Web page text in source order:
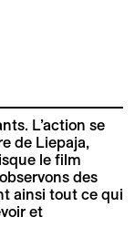
L’action se
de Liepaja,
le film
des
ainsi tout ce qui
et